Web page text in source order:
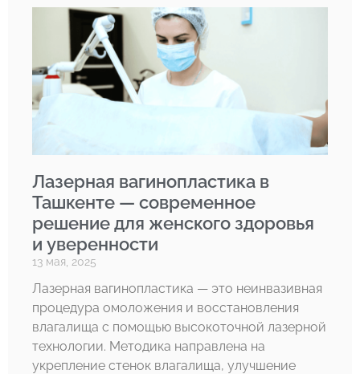
Лазерная вагинопластика в
Ташкенте — современное
решение для женского здоровья
и уверенности
13 мая, 2025
Лазерная вагинопластика — это неинвазивная
процедура омоложения и восстановления
влагалища с помощью высокоточной лазерной
технологии. Методика направлена на
укрепление стенок влагалища, улучшение